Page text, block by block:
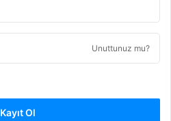
Unuttunuz mu?
Kayıt Ol